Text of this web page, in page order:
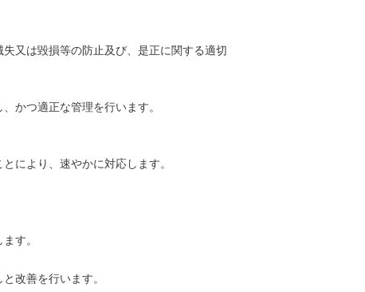
又は毀損等の防止及び、是正に関する適切
かつ適正な管理を行います。
により、速やかに対応します。
す。
改善を行います。